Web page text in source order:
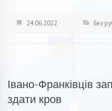
24.06.2022 Без
Івано-Франківців
здати кров